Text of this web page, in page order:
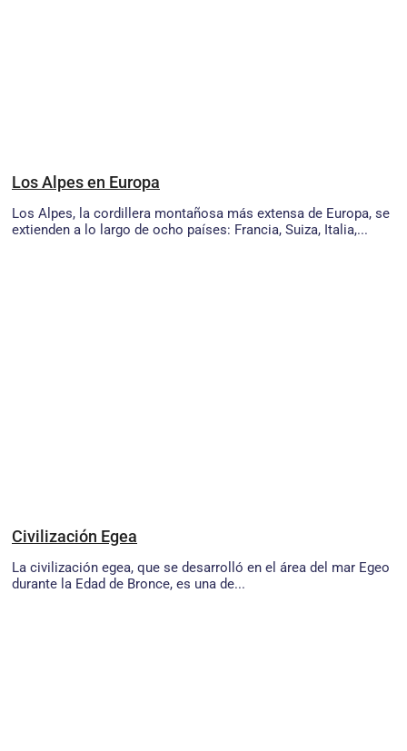
Los Alpes en Europa
Los Alpes, la cordillera montañosa más extensa de Europa, se
extienden a lo largo de ocho países: Francia, Suiza, Italia,...
Civilización Egea
La civilización egea, que se desarrolló en el área del mar Egeo
durante la Edad de Bronce, es una de...